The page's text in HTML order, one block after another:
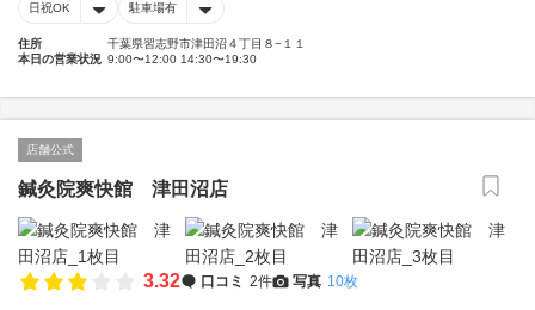
日祝OK 駐車場有
住所
千葉県習志野市津田沼４丁目８−１１
本日の営業状況 9:00〜12:00 14:30〜19:30
店舗公式
鍼灸院爽快館 津田沼店
3.32 口コミ 2件 写真 10枚